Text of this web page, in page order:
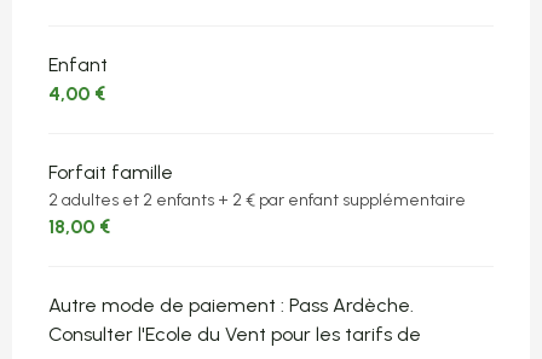
Enfant
4,00 €
Forfait famille
2 adultes et 2 enfants + 2 € par enfant supplémentaire
18,00 €
Autre mode de paiement : Pass Ardèche.
Consulter l'Ecole du Vent pour les tarifs de